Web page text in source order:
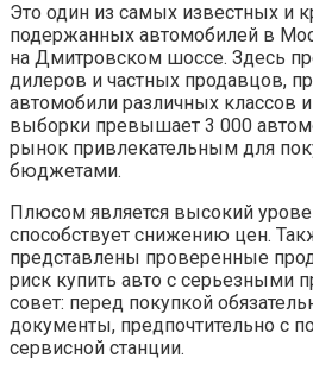
Это один из самых известных и
подержанных автомобилей в
на Дмитровском шоссе. Здесь
дилеров и частных продавцов,
автомобили различных классов
выборки превышает 3 000
рынок привлекательным для
бюджетами.
Плюсом является высокий
способствует снижению цен.
представлены проверенные
риск купить авто с серьезными
совет: перед покупкой
документы, предпочтительно с
сервисной станции.